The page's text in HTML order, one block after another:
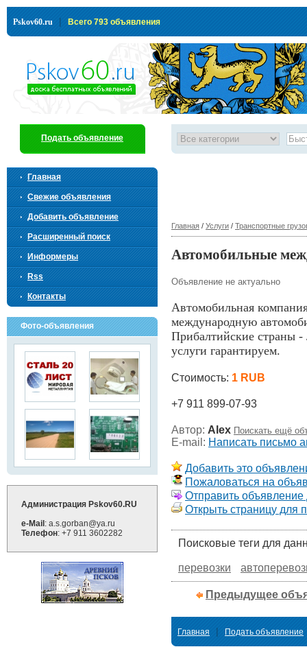
Pskov60.ru | Всего 793 объявления
Главная / Услуги / Транспортные
Автомобильные
Объявление не актуально
Автомобильная
международную
Прибалтийские страны
услуги гарантируем.
Стоимость: 1 RUB
+7 911 899-07-93
Автор: Alex Поискать ещё
E-mail: Написать письмо
Добавить это
Пожаловаться на
Отправить объявление
Открыть страницу для
Поисковые теги для
перевозки
Предыдущее
Подать объявление
Главная
Свежие объявления
Добавить объявление
Расширенный поиск
Информеры
Rss
Контакты
Фото-объявления
Администрация Pskov60.RU
e-Mail : a.s.gorban@ya.ru
Телефон: +7 911 3602282
Главная | Подать объявление